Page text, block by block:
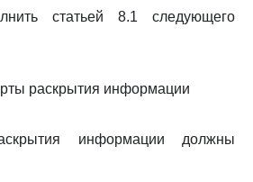
статьей 8.1 следующего
раскрытия информации
информации должны